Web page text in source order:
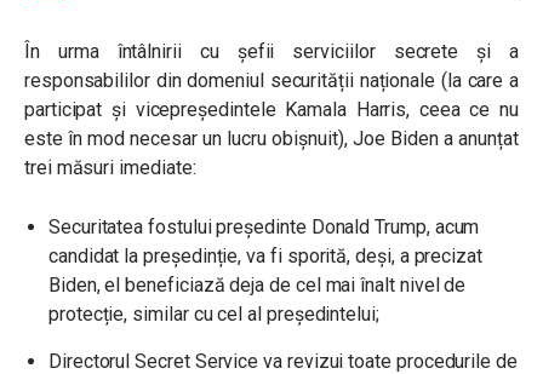
În urma întâlnirii cu șefii serviciilor secrete și a
responsabililor din domeniul securității naționale (la care a
participat și vicepreședintele Kamala Harris, ceea ce nu
este în mod necesar un lucru obișnuit), Joe Biden a anunțat
trei măsuri imediate:
Securitatea fostului președinte Donald Trump, acum
candidat la președinție, va fi sporită, deși, a precizat
Biden, el beneficiază deja de cel mai înalt nivel de
protecție, similar cu cel al președintelui;
Directorul Secret Service va revizui toate procedurile de